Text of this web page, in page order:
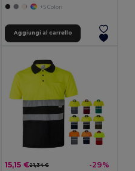
+5 Colori
Aggiungi al carrello
15,15 €21,34 € -29%